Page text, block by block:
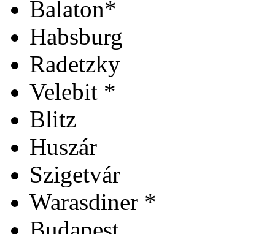
Balaton*
Habsburg
Radetzky
Velebit *
Blitz
Huszár
Szigetvár
Warasdiner *